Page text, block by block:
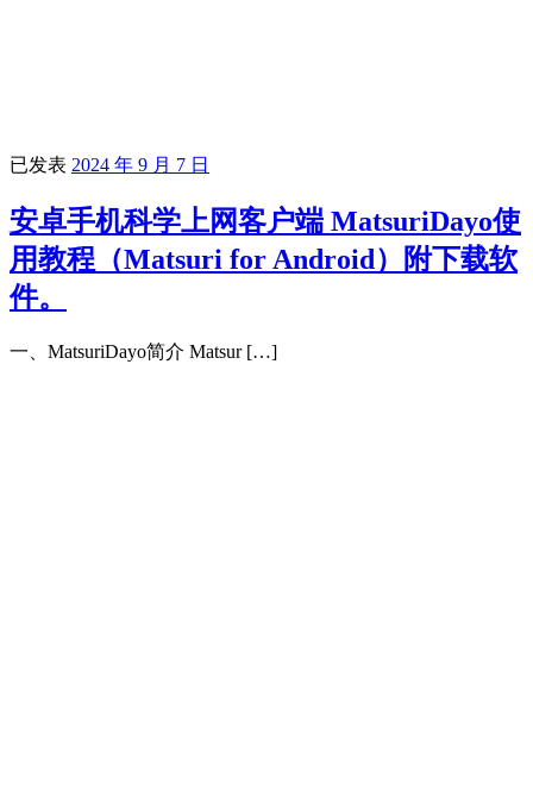
已发表 2024 年 9 月 7 日
安卓手机科学上网客户端 MatsuriDayo使
用教程（Matsuri for Android）附下载软
件。
一、MatsuriDayo简介 Matsur […]